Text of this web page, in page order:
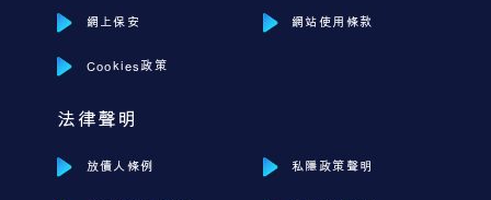
網上保安 網站使用條款
Cookies政策
法律聲明
放債人條例 私隱政策聲明